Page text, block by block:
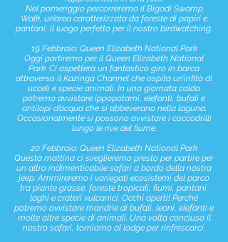
Nel pomeriggio percorreremo il Bigodi Swamp
Walk, un’area caratterizzata da foreste di papiri e
pantani, il luogo perfetto per il nostro birdwatching.
19 Febbraio: Queen Elizabeth National Park
Oggi partiremo per il Queen Elizabeth National
Park. Ci aspetterà un fantastico giro in barca
attraverso il Kazinga Channel che ospita un’infità di
ucceli e specie animali. In una giornata calda
potremo avvistare ippopotami, elefanti, bufali e
antilopi d’acqua che si abbeverano nella laguna.
Occasionalmente si possono avvistare i coccodrilli
lungo le rive del fiume.
20 Febbraio: Queen Elizabeth National Park
Questa mattina ci sveglieremo presto per partire per
un altro indimenticabile safari a bordo della nostra
jeep. Ammireremo i variegati ecosistemi del parco
tra piante grasse, foreste tropicali, fiumi, pantani,
laghi e crateri vulcanici. Occhi aperti! Perché
potremo avvistare mandrie di bufali, leoni, elefanti e
molte altre specie di animali. Una volta concluso il
nostro safari, torniamo al lodge per rinfrescarci.